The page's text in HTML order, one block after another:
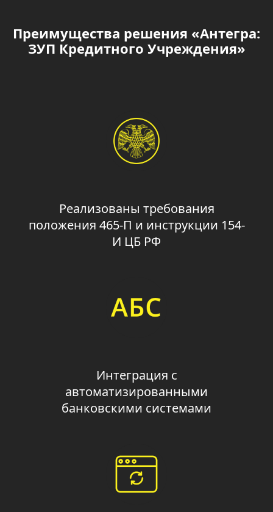
Преимущества решения «Антегра:
ЗУП Кредитного Учреждения»
Реализованы требования
положения 465-П и инструкции 154-
И ЦБ РФ
Интеграция с
автоматизированными
банковскими системами